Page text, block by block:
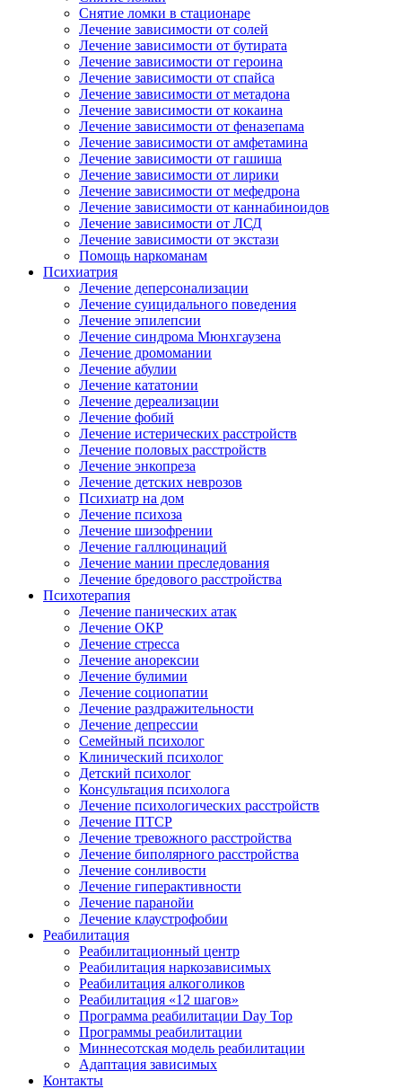
Снятие ломки в стационаре
Лечение зависимости от солей
Лечение зависимости от бутирата
Лечение зависимости от героина
Лечение зависимости от спайса
Лечение зависимости от метадона
Лечение зависимости от кокаина
Лечение зависимости от феназепама
Лечение зависимости от амфетамина
Лечение зависимости от гашиша
Лечение зависимости от лирики
Лечение зависимости от мефедрона
Лечение зависимости от каннабиноидов
Лечение зависимости от ЛСД
Лечение зависимости от экстази
Помощь наркоманам
Психиатрия
Лечение деперсонализации
Лечение суицидального поведения
Лечение эпилепсии
Лечение синдрома Мюнхгаузена
Лечение дромомании
Лечение абулии
Лечение кататонии
Лечение дереализации
Лечение фобий
Лечение истерических расстройств
Лечение половых расстройств
Лечение энкопреза
Лечение детских неврозов
Психиатр на дом
Лечение психоза
Лечение шизофрении
Лечение галлюцинаций
Лечение мании преследования
Лечение бредового расстройства
Психотерапия
Лечение панических атак
Лечение ОКР
Лечение стресса
Лечение анорексии
Лечение булимии
Лечение социопатии
Лечение раздражительности
Лечение депрессии
Семейный психолог
Клинический психолог
Детский психолог
Консультация психолога
Лечение психологических расстройств
Лечение ПТСР
Лечение тревожного расстройства
Лечение биполярного расстройства
Лечение сонливости
Лечение гиперактивности
Лечение паранойи
Лечение клаустрофобии
Реабилитация
Реабилитационный центр
Реабилитация наркозависимых
Реабилитация алкоголиков
Реабилитация «12 шагов»
Программа реабилитации Day Top
Программы реабилитации
Миннесотская модель реабилитации
Адаптация зависимых
Контакты